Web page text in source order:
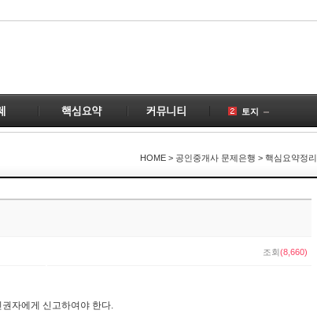
토지
공인중개사
개업공인중개사
HOME > 공인중개사 문제은행 > 핵심요약정리
조회(8,660)
자에게 신고하여야 한다.